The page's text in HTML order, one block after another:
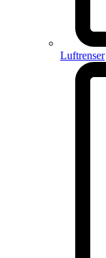
Luftrenser